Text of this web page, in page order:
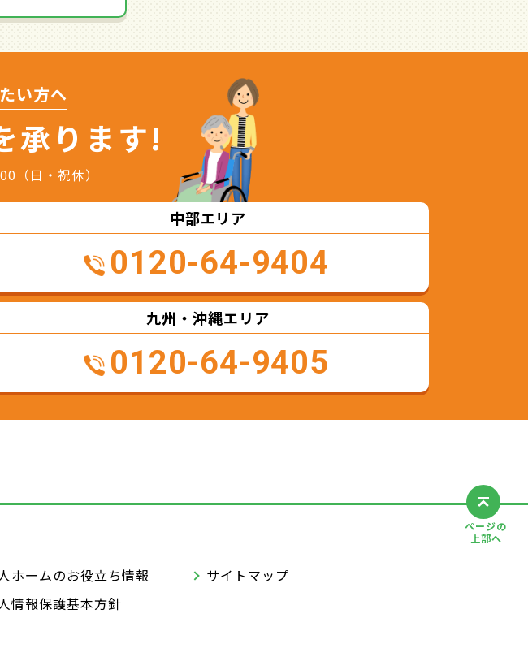
い方へ
承ります!
（日・祝休）
中部エリア
0120-64-9404
九州・沖縄エリア
0120-64-9405
ページの
上部へ
ホームのお役立ち情報
サイトマップ
情報保護基本方針